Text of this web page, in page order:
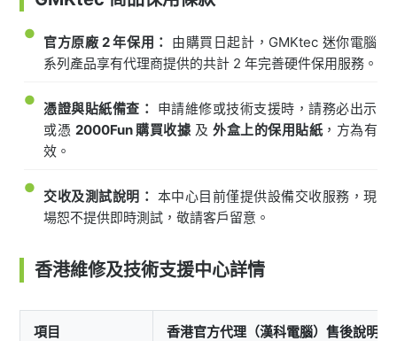
●
官方原廠 2 年保用： 由購買日起計，GMKtec 迷你電腦
系列產品享有代理商提供的共計 2 年完善硬件保用服務。
●
憑證與貼紙備查： 申請維修或技術支援時，請務必出示
或憑 2000Fun 購買收據 及外盒上的保用貼紙 ，方為有
效。
●
交收及測試說明： 本中心目前僅提供設備交收服務，現
場恕不提供即時測試，敬請客戶留意。
香港維修及技術支援中心詳情
項目 香港官方代理（漢科電腦）售後說明